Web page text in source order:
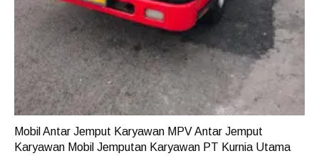
Mobil Antar Jemput Karyawan MPV Antar Jemput
Karyawan Mobil Jemputan Karyawan PT Kurnia Utama